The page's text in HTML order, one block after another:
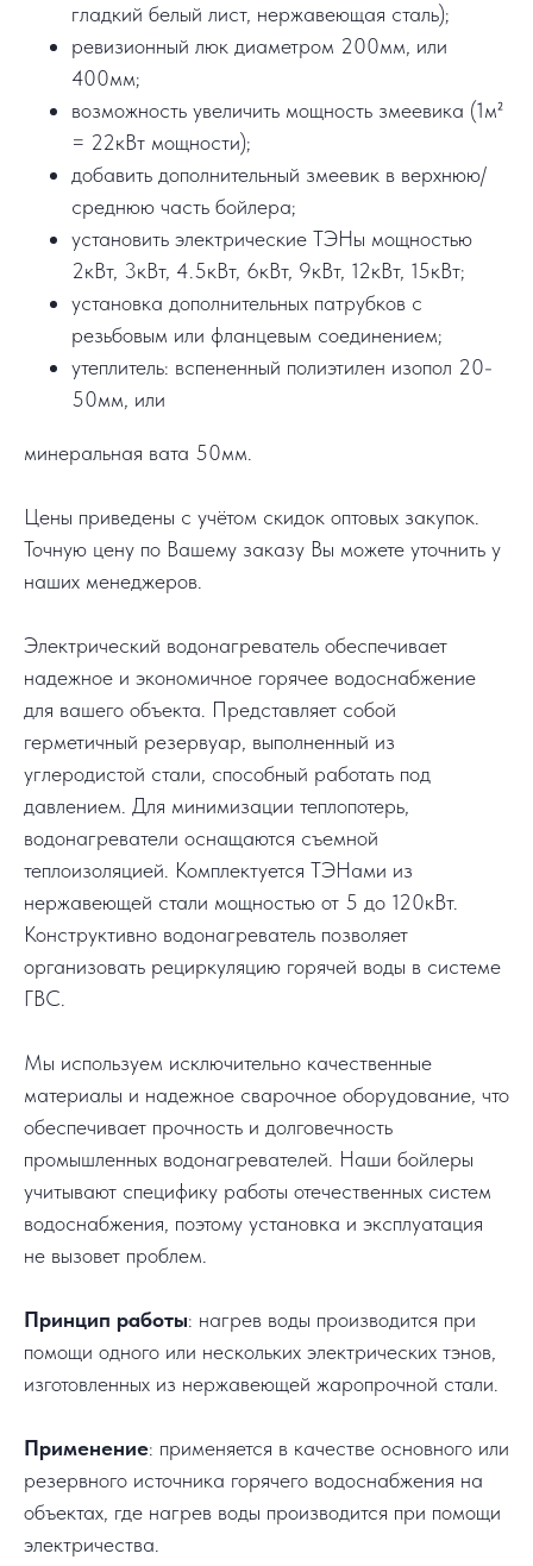
гладкий белый лист, нержавеющая сталь);
ревизионный люк диаметром 200мм, или
400мм;
возможность увеличить мощность змеевика (1м²
= 22кВт мощности);
добавить дополнительный змеевик в верхнюю/
среднюю часть бойлера;
установить электрические ТЭНы мощностью
2кВт, 3кВт, 4.5кВт, 6кВт, 9кВт, 12кВт, 15кВт;
установка дополнительных патрубков с
резьбовым или фланцевым соединением;
утеплитель: вспененный полиэтилен изопол 20-
50мм, или
минеральная вата 50мм.
Цены приведены с учётом скидок оптовых закупок.
Точную цену по Вашему заказу Вы можете уточнить у
наших менеджеров.
Электрический водонагреватель обеспечивает
надежное и экономичное горячее водоснабжение
для вашего объекта. Представляет собой
герметичный резервуар, выполненный из
углеродистой стали, способный работать под
давлением. Для минимизации теплопотерь,
водонагреватели оснащаются съемной
теплоизоляцией. Комплектуется ТЭНами из
нержавеющей стали мощностью от 5 до 120кВт.
Конструктивно водонагреватель позволяет
организовать рециркуляцию горячей воды в системе
ГВС.
Мы используем исключительно качественные
материалы и надежное сварочное оборудование, что
обеспечивает прочность и долговечность
промышленных водонагревателей. Наши бойлеры
учитывают специфику работы отечественных систем
водоснабжения, поэтому установка и эксплуатация
не вызовет проблем.
Принцип работы: нагрев воды производится при
помощи одного или нескольких электрических тэнов,
изготовленных из нержавеющей жаропрочной стали.
Применение: применяется в качестве основного или
резервного источника горячего водоснабжения на
объектах, где нагрев воды производится при помощи
электричества.